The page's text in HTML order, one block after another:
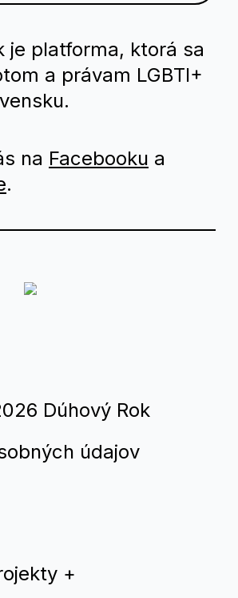
+
je platforma, ktorá sa
a právam LGBTI+
na Facebooku a
.
Dúhový Rok
údajov